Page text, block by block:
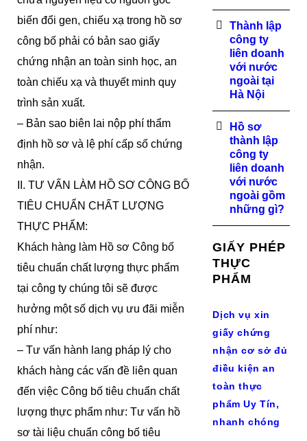
biến đổi gen, chiếu xạ trong hồ sơ
công bố phải có bản sao giấy
chứng nhận an toàn sinh học, an
toàn chiếu xạ và thuyết minh quy
trình sản xuất.
– Bản sao biên lai nộp phí thẩm
định hồ sơ và lệ phí cấp số chứng
nhận.
II. TƯ VẤN LÀM HỒ SƠ CÔNG BỐ
TIÊU CHUẨN CHẤT LƯỢNG
THỰC PHẨM:
Khách hàng làm Hồ sơ Công bố
tiêu chuẩn chất lượng thực phẩm
tại công ty chúng tôi sẽ được
hưởng một số dịch vụ ưu đãi miễn
phí như:
– Tư vấn hành lang pháp lý cho
khách hàng các vấn đề liên quan
đến việc Công bố tiêu chuẩn chất
lượng thực phẩm như: Tư vấn hồ
sơ tài liệu chuẩn công bố tiêu
Thành lập
công ty
liên doanh
với nước
ngoài tại
Hà Nội
Hồ sơ
thành lập
công ty
liên doanh
với nước
ngoài gồm
những gì?
GIẤY PHÉP
THỰC
PHẨM
Dịch vụ xin
giấy chứng
nhận cơ sở đủ
điều kiện an
toàn thực
phẩm Uy Tín,
nhanh chóng